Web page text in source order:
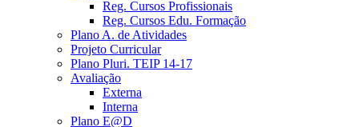
Reg. Cursos Profissionais
Reg. Cursos Edu. Formação
Plano A. de Atividades
Projeto Curricular
Plano Pluri. TEIP 14-17
Avaliação
Externa
Interna
Plano E@D